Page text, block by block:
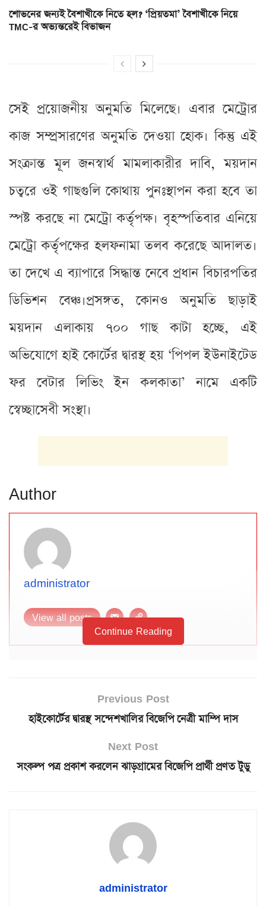
শোভনের জন্যই বৈশাখীকে নিতে হল? ‘প্রিয়তমা’ বৈশাখীকে নিয়ে
TMC-র অভ্যন্তরেই বিভাজন
সেই প্রয়োজনীয় অনুমতি মিলেছে। এবার মেট্রোর
কাজ সম্প্রসারণের অনুমতি দেওয়া হোক। কিন্তু এই
সংক্রান্ত মূল জনস্বার্থ মামলাকারীর দাবি, ময়দান
চত্বরে ওই গাছগুলি কোথায় পুনঃস্থাপন করা হবে তা
স্পষ্ট করছে না মেট্রো কর্তৃপক্ষ। বৃহস্পতিবার এনিয়ে
মেট্রো কর্তৃপক্ষের হলফনামা তলব করেছে আদালত।
তা দেখে এ ব্যাপারে সিদ্ধান্ত নেবে প্রধান বিচারপতির
ডিভিশন বেঞ্চ।প্রসঙ্গত, কোনও অনুমতি ছাড়াই
ময়দান এলাকায় ৭০০ গাছ কাটা হচ্ছে, এই
অভিযোগে হাই কোর্টের দ্বারস্থ হয় ‘পিপল ইউনাইটেড
ফর বেটার লিভিং ইন কলকাতা’ নামে একটি
স্বেচ্ছাসেবী সংস্থা।
Author
administrator
View all posts
Continue Reading
Previous Post
হাইকোর্টের দ্বারস্থ সন্দেশখালির বিজেপি নেত্রী মাম্পি দাস
Next Post
সংকল্প পত্র প্রকাশ করলেন ঝাড়গ্রামের বিজেপি প্রার্থী প্রণত টুডু
administrator